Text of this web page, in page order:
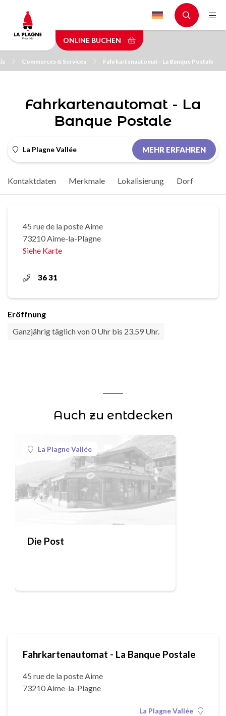
main
content
ONLINE BUCHEN
Commerces & Services Fahrkartenautomat - La Banque Postale
Fahrkartenautomat - La
Banque Postale
La Plagne Vallée MEHR ERFAHREN
Kontaktdaten Merkmale Lokalisierung Dorf
45 rue de la poste Aime
73210 Aime-la-Plagne
Siehe Karte
36 31
Eröffnung
Ganzjährig täglich von 0 Uhr bis 23.59 Uhr.
Auch zu entdecken
La Plagne Vallée
Die Post
Fahrkartenautomat - La Banque Postale
45 rue de la poste Aime
73210 Aime-la-Plagne
La Plagne Vallée